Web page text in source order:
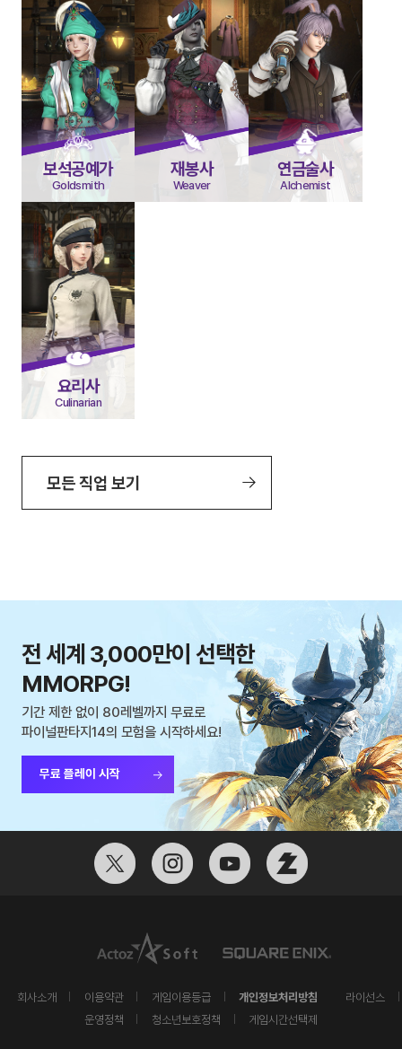
보석공예가
Goldsmith
재봉사
Weaver
연금술사
Alchemist
요리사
Culinarian
모든 직업 보기
전 세계 3,000만이 선택한
MMORPG!
기간 제한 없이 80레벨까지 무료로
파이널판타지14의 모험을 시작하세요!
무료 플레이 시작
회사소개 이용약관 게임이용등급 개인정보처리방침
라이선스
운영정책
청소년보호정책 게임시간선택제